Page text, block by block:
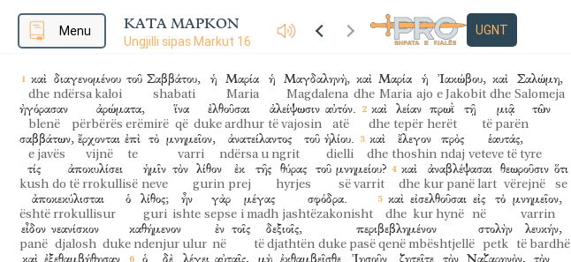
Menu ΚΑΤΑ ΜΑΡΚΟΝ
Ungjilli sipas Markut 16
UGNT
καὶ
dhe
διαγενομένου
ndërsa kaloi
τοῦ Σαββάτου,
shabati
ἡ Μαρία
Maria
ἡ Μαγδαληνὴ,
Magdalena
καὶ
dhe
Μαρία
Maria
ἡ
ajo
Ἰακώβου,
e Jakobit
καὶ
dhe
Σαλώμη,
Salomeja
ἠγόρασαν
blenë
ἀρώματα,
përbërës erëmirë
ἵνα
që
ἐλθοῦσαι
duke ardhur
ἀλείψωσιν
të vajosin
αὐτόν.
atë
καὶ
dhe
λείαν
tepër
πρωῒ
herët
τῇ μιᾷ
të parën
τῶν
σαββάτων,
e javës
ἔρχονται
vijnë
ἐπὶ
te
τὸ μνημεῖον,
varri
ἀνατείλαντος
ndërsa u ngrit
τοῦ ἡλίου.
dielli
καὶ
dhe
ἔλεγον
thoshin
πρὸς
ndaj
ἑαυτάς,
veteve të tyre
τίς
kush
ἀποκυλίσει
do të rrokullisë
ἡμῖν
neve
τὸν λίθον
gurin
ἐκ
prej
τῆς θύρας
hyrjes
τοῦ μνημείου?
së varrit
καὶ
dhe
ἀναβλέψασαι
kur panë lart
θεωροῦσιν
vërejnë
ὅτι
se
ἀποκεκύλισται
është rrokullisur
ὁ λίθος;
guri
ἦν
ishte
γὰρ
sepse
μέγας
i madh
σφόδρα.
jashtëzakonisht
καὶ
dhe
εἰσελθοῦσαι
kur hynë
εἰς
në
τὸ μνημεῖον,
varrin
εἶδον
panë
νεανίσκον
djalosh
καθήμενον
duke ndenjur ulur
ἐν
në
τοῖς δεξιοῖς,
të djathtën
περιβεβλημένον
duke pasë qenë mbështjellë
στολὴν
petk
λευκήν,
të bardhë
καὶ ἐξεθαμβήθησαν. ὁ δὲ λέγει αὐταῖς, μὴ ἐκθαμβεῖσθε. Ἰησοῦν ζητεῖτε τὸν Ναζαρηνὸν, τὸν